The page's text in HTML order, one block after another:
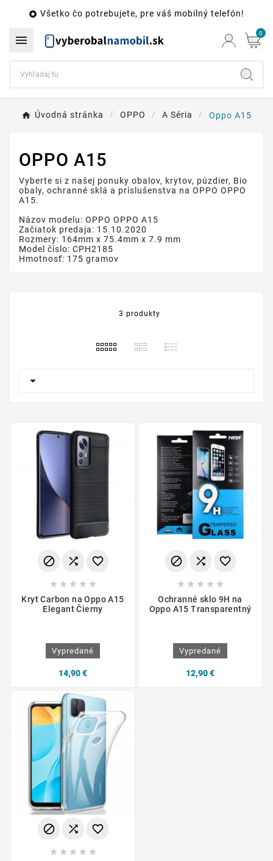
 Všetko čo potrebujete, pre váš mobilný telefón!
 0
Úvodná stránka OPPO A Séria Oppo A15
OPPO A15
Vyberte si z našej ponuky obalov, krytov, púzdier, Bio
obaly, ochranné sklá a príslušenstva na OPPO OPPO
A15.
Názov modelu: OPPO OPPO A15
Začiatok predaja: 15.10.2020
Rozmery: 164mm x 75.4mm x 7.9 mm
Model číslo: CPH2185
Hmotnosť: 175 gramov
3 produkty

  
    
Kryt Carbon na Oppo A15
Elegant Čierny
Vypredané
14,90 €
  
    
Ochranné sklo 9H na
Oppo A15 Transparentný
Vypredané
12,90 €
  
    